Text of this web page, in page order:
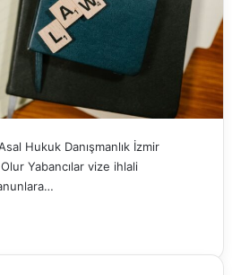
Hukuk Danışmanlık İzmir
Yabancılar vize ihlali